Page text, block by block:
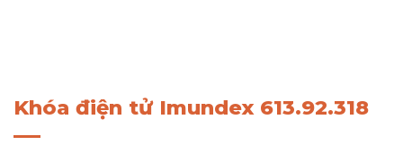
Khóa điện tử Imundex 613.92.318